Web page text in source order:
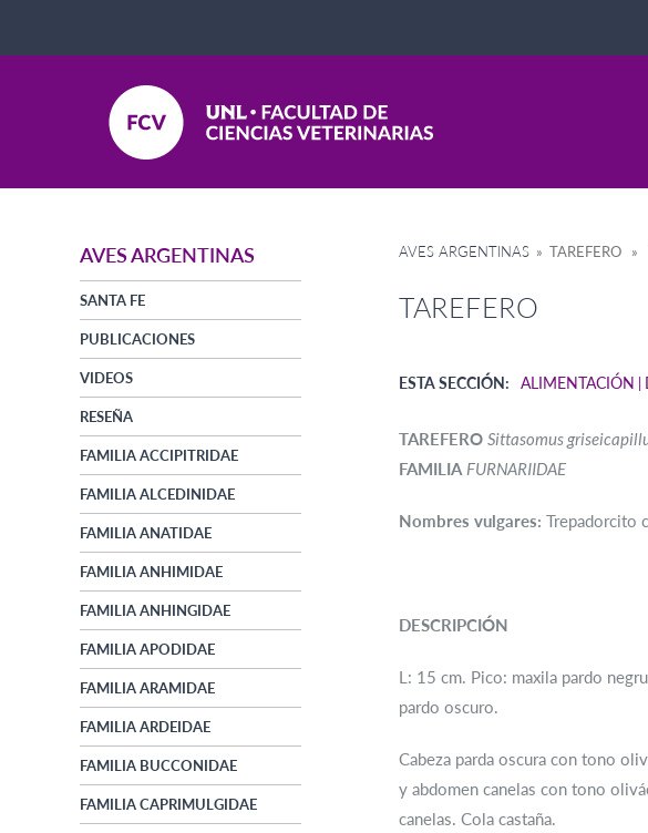
AVES ARGENTINAS
SANTA FE
PUBLICACIONES
VIDEOS
RESEÑA
FAMILIA ACCIPITRIDAE
FAMILIA ALCEDINIDAE
FAMILIA ANATIDAE
FAMILIA ANHIMIDAE
FAMILIA ANHINGIDAE
FAMILIA APODIDAE
FAMILIA ARAMIDAE
FAMILIA ARDEIDAE
FAMILIA BUCCONIDAE
FAMILIA CAPRIMULGIDAE
AVES ARGENTINAS » TAREFERO »
TAREFERO
ESTA SECCIÓN: ALIMENTACIÓN
TAREFERO Sittasomus
FAMILIA FURNARIIDAE
Nombres vulgares: Trepadorcito
DESCRIPCIÓN
L: 15 cm. Pico: maxila pardo
pardo oscuro.
Cabeza parda oscura con tono
y abdomen canelas con tono
canelas. Cola castaña.